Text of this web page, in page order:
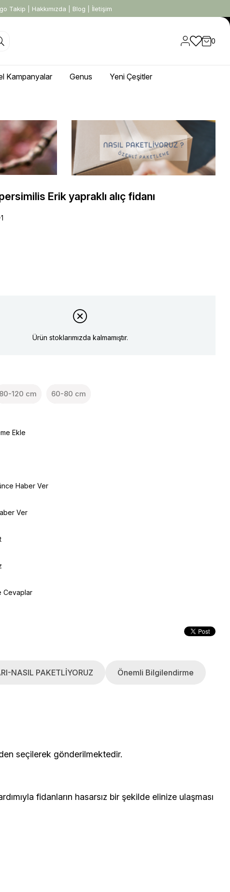
Takip Hakkımızda Blog İletişim
0
Kampanyalar Genus Yeni Çeşitler
Erik yapraklı alıç fidanı
Ürün stoklarımızda kalmamıştır.
80-120 cm 60-80 cm
Ekle
Haber Ver
Ver
Cevaplar
NASIL PAKETLİYORUZ Önemli Bilgilendirme
içerisinden seçilerek gönderilmektedir.
fidanların hasarsız bir şekilde elinize ulaşması